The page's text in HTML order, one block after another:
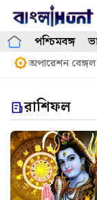
Skip
contentপশ্চিমবঙ্গ
অপারেশন বেঙ্গল
রাশিফল